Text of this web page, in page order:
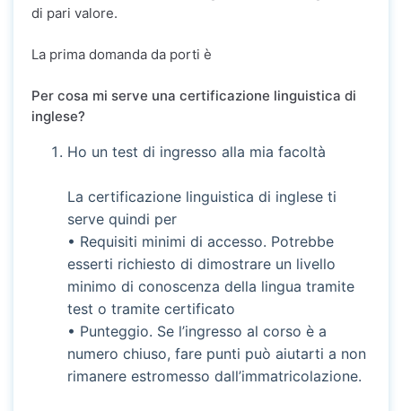
di pari valore.
La prima domanda da porti è
Per cosa mi serve una certificazione linguistica di
inglese?
Ho un test di ingresso alla mia facoltà
La certificazione linguistica di inglese ti
serve quindi per
• Requisiti minimi di accesso. Potrebbe
esserti richiesto di dimostrare un livello
minimo di conoscenza della lingua tramite
test o tramite certificato
• Punteggio. Se l’ingresso al corso è a
numero chiuso, fare punti può aiutarti a non
rimanere estromesso dall’immatricolazione.